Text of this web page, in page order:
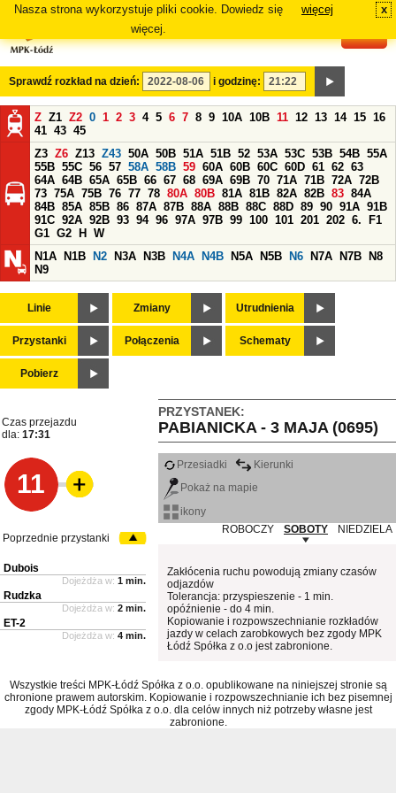
Nasza strona wykorzystuje pliki cookie. Dowiedz się
więcej.
więcej x
Sprawdź rozkład na dzień: i godzinę:
Z Z1 Z2 0 1 2 3 4 5 6 7 8 9 10A 10B 11 12 13 14 15 16
41 43 45
Z3 Z6 Z13 Z43 50A 50B 51A 51B 52 53A 53C 53B 54B 55A
55B 55C 56 57 58A 58B 59 60A 60B 60C 60D 61 62 63
64A 64B 65A 65B 66 67 68 69A 69B 70 71A 71B 72A 72B
73 75A 75B 76 77 78 80A 80B 81A 81B 82A 82B 83 84A
84B 85A 85B 86 87A 87B 88A 88B 88C 88D 89 90 91A 91B
91C 92A 92B 93 94 96 97A 97B 99 100 101 201 202 6.
F1
G1 G2 H
W
N1A
N1B N2 N3A N3B N4A N4B N5A N5B N6 N7A N7B
N8
N9
Linie Zmiany Utrudnienia
Przystanki Połączenia Schematy
Pobierz
PRZYSTANEK:
PABIANICKA - 3 MAJA (0695)
Czas przejazdu
dla: 17:31
11
Przesiadki
Kierunki
Pokaż na mapie
ikony
ROBOCZY
SOBOTY NIEDZIELA
Zakłócenia ruchu powodują zmiany czasów
odjazdów
Tolerancja: przyspieszenie - 1 min.
opóźnienie - do 4 min.
Kopiowanie i rozpowszechnianie rozkładów
jazdy w celach zarobkowych bez zgody MPK
Łódź Spółka z o.o jest zabronione.
Poprzednie przystanki
Dubois
Dojeżdża w: 1 min.
Rudzka
Dojeżdża w: 2 min.
ET-2
Dojeżdża w: 4 min.
Wszystkie treści MPK-Łódź Spółka z o.o. opublikowane na niniejszej stronie są
chronione prawem autorskim. Kopiowanie i rozpowszechnianie ich bez pisemnej
zgody MPK-Łódź Spółka z o.o. dla celów innych niż potrzeby własne jest
zabronione.